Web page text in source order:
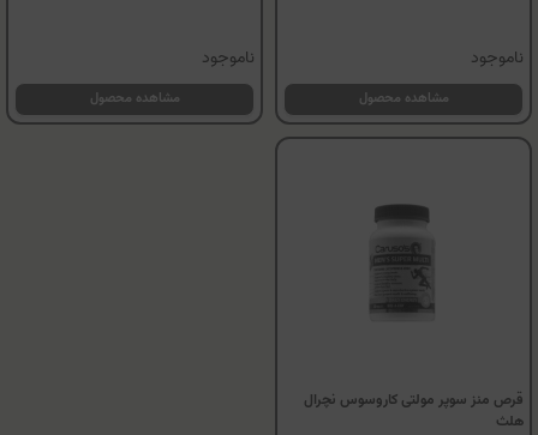
ناموجود
مشاهده محصول
ناموجود
مشاهده محصول
قرص منز سوپر مولتی کاروسوس نچرال
هلث